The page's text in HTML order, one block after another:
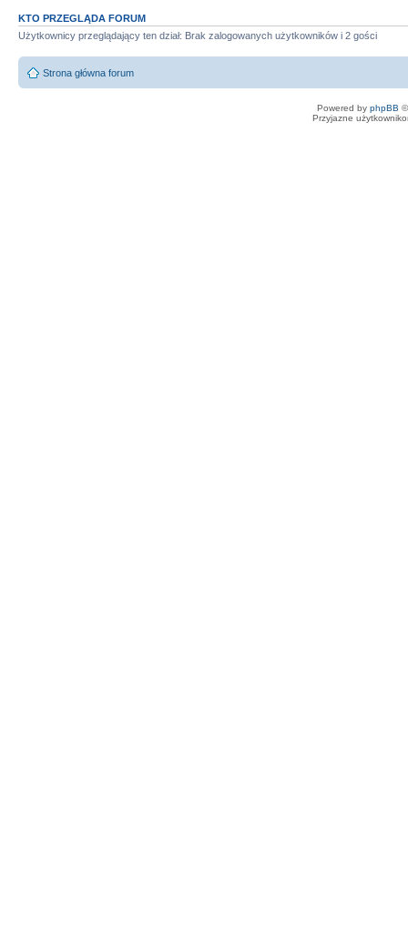
KTO PRZEGLĄDA FORUM
Użytkownicy przeglądający ten dział: Brak zalogowanych użytkowników i 2 gości
Strona główna forum
Powered by phpBB
Przyjazne